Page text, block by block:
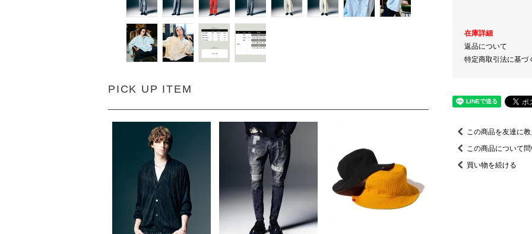
PICK UP ITEM
在庫詳細
返品について
特定商取引法に基づ
この商品を友達に
この商品について
買い物を続ける